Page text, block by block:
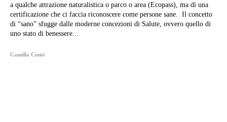
a qualche attrazione naturalistica o parco o area (Ecopass), ma di una
certificazione che ci faccia riconoscere come persone sane. Il concetto
di “sano” sfugge dalle moderne concezioni di Salute, ovvero quello di
uno stato di benessere...
Camilla Conti